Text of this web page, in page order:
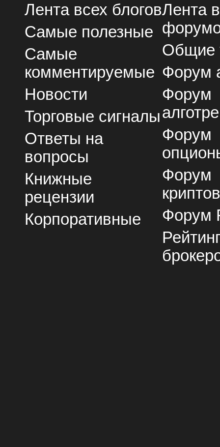
Лента всех блогов
Самые полезные
Самые
комментируемые
Новости
Торговые сигналы
Ответы на
вопросы
Книжные
рецензии
Корпоративные
Лента
Общие
Форум
Форум
Форум
Форум
Форум